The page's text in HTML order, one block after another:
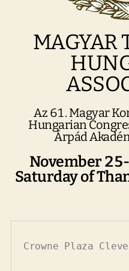
MAGYAR
Az 61. Magyar
Hungarian
Árpád
November
Saturday of
Crowne Plaza